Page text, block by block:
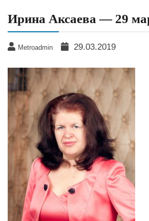
Ирина Аксаева — 29
Metroadmin 29.03.2019